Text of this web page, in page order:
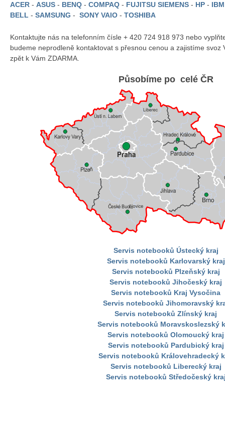
ACER - ASUS - BENQ - COMPAQ - FUJITSU SIEMENS - HP -
BELL - SAMSUNG - SONY VAIO - TOSHIBA
Kontaktujte nás na telefonním čísle + 420 724 918 973 nebo
budeme neprodleně kontaktovat s přesnou cenou a zajistíme svoz
zpět k Vám ZDARMA.
Působíme po celé ČR
Servis notebooků Ústecký kraj
Servis notebooků Karlovarský kraj
Servis notebooků Plzeňský kraj
Servis notebooků Jihočeský kraj
Servis notebooků Kraj Vysočina
Servis notebooků Jihomoravský
Servis notebooků Zlínský kraj
Servis notebooků Moravskoslezský
Servis notebooků Olomoucký kraj
Servis notebooků Pardubický kraj
Servis notebooků Královehradecký
Servis notebooků Liberecký kraj
Servis notebooků Středočeský